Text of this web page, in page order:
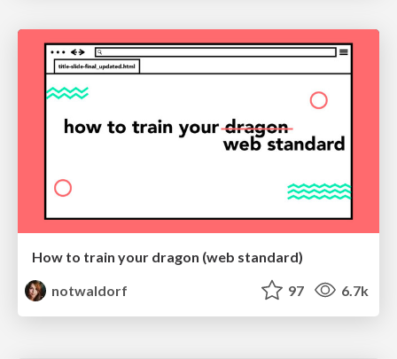
How to train your dragon (web standard)
notwaldorf
97 6.7k